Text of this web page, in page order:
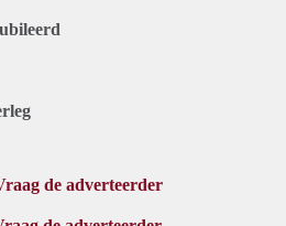
de adverteerder